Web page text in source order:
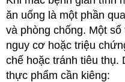
ăn uống là một phần
và phòng chống. Một
nguy cơ hoặc triệu
chế hoặc tránh tiêu thụ.
thực phẩm cần kiêng: